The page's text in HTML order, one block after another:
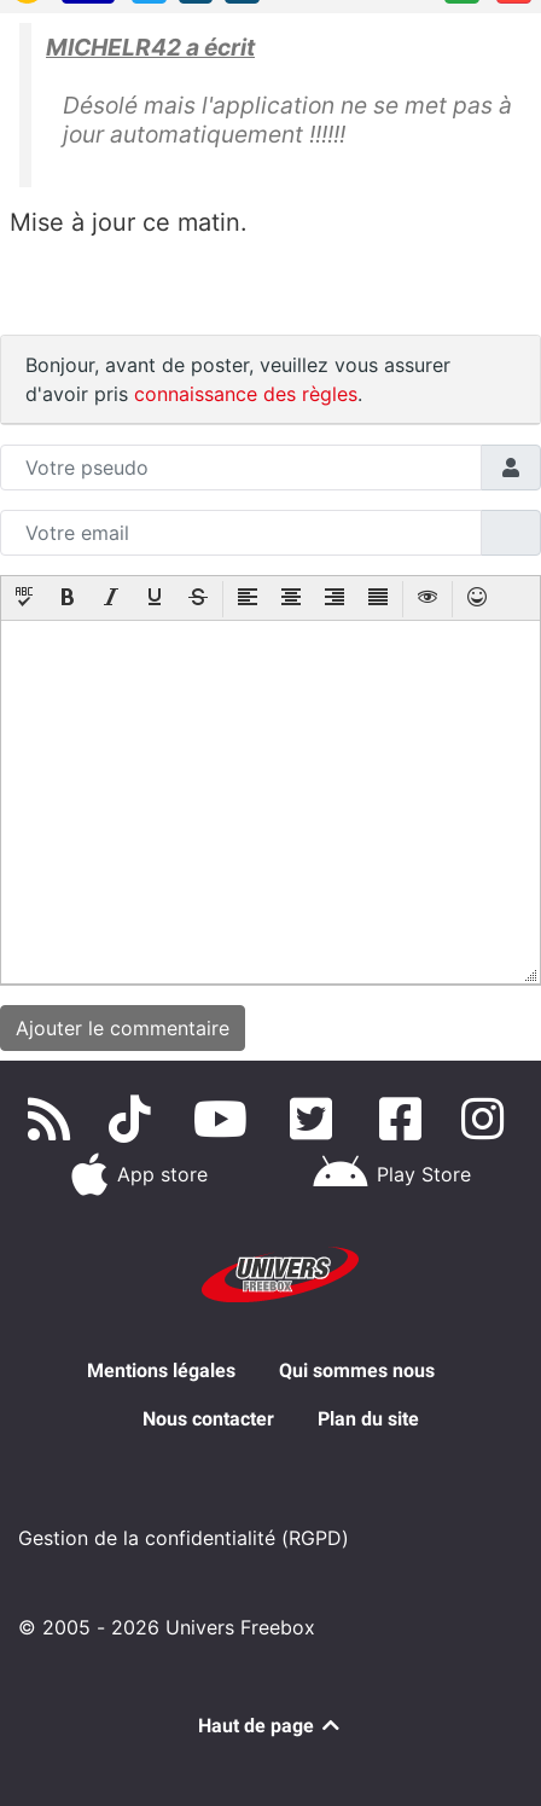
MICHELR42 a écrit
Désolé mais l'application ne se met pas à
jour automatiquement !!!!!!
Mise à jour ce matin.
Bonjour, avant de poster, veuillez vous assurer
d'avoir pris connaissance des règles.
App store Play Store
Mentions légales Qui sommes nous
Nous contacter Plan du site
Gestion de la confidentialité (RGPD)
© 2005 - 2026 Univers Freebox
Haut de page